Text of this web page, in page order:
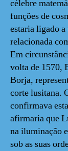
célebre
funções de
estaria ligado
relacionada
Em
volta de 1570,
Borja,
corte lusitana.
confirmava
afirmaria que
na iluminação
sob as suas